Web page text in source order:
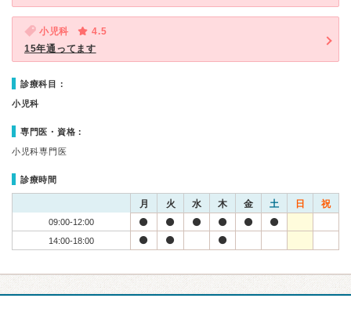
小児科
4.5
15年通ってます
診療科目：
小児科
専門医・資格：
小児科専門医
診療時間
月 火 水 木 金 土 日 祝
09:00-12:00
14:00-18:00